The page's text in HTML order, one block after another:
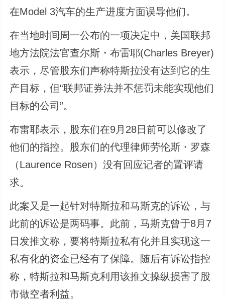
在Model 3汽车的生产进度方面误导他们。
在当地时间周一公布的一项决定中，美国联邦
地方法院法官查尔斯・布雷耶(Charles Breyer)
表示，尽管股东们声称特斯拉没有达到它的生
产目标，但“联邦证券法并不惩罚未能实现他们
目标的公司”。
布雷耶表示，股东们在9月28日前可以修改了
他们的指控。股东们的代理律师劳伦斯・罗森
（Laurence Rosen）没有回应记者的置评请
求。
此案又是一起针对特斯拉和马斯克的诉讼，与
此前的诉讼是两码事。此前，马斯克曾于8月7
日发推文称，要将特斯拉私有化并且实现这一
私有化的资金已经有了保障。随后有诉讼指控
称，特斯拉和马斯克利用该推文操纵损害了股
市做空者利益。